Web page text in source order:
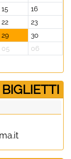
15
16
22
23
29
30
05 06